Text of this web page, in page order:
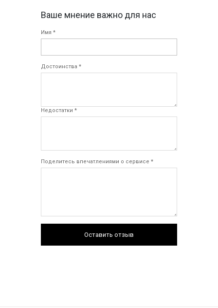
Ваше мнение важно для нас
Имя *
Достоинства *
Недостатки *
Поделитесь впечатлениями о сервисе *
Оставить отзыв